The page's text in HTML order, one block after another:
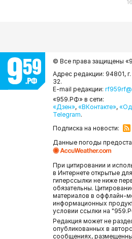
© Все права защищены
Адрес редакции: 94801,
32.
E-mail редакции:
«959.РФ» в сети:
«Дзен», «ВКонтакте»,
Telegram.
Подписка на новости:
Данные погоды
При цитировании и
в Интернете открытые
гиперссылки не ниже
обязательны.
материалов в оффлайн-
информационных
условии ссылки на
Редакция может не
опубликованных в
сообщениях,